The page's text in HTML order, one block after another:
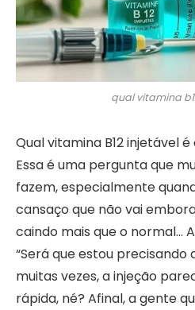
qual vitamina
Qual vitamina B12 injetável
Essa é uma pergunta que
fazem, especialmente
cansaço que não vai
caindo mais que o normal…
“Será que estou precisando
muitas vezes, a injeção
rápida, né? Afinal, a gente